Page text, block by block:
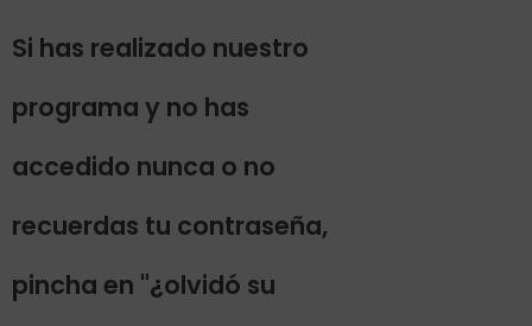
Si has realizado nuestro
programa y no has
accedido nunca o no
recuerdas tu contraseña,
pincha en "¿olvidó su